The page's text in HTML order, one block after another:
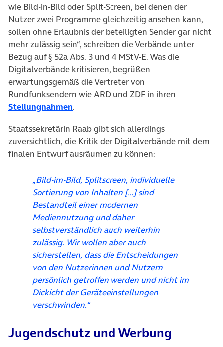
wie Bild-in-Bild oder Split-Screen, bei denen der
Nutzer zwei Programme gleichzeitig ansehen kann,
sollen ohne Erlaubnis der beteiligten Sender gar nicht
mehr zulässig sein“, schreiben die Verbände unter
Bezug auf § 52a Abs. 3 und 4 MStV-E. Was die
Digitalverbände kritisieren, begrüßen
erwartungsgemäß die Vertreter von
Rundfunksendern wie ARD und ZDF in ihren
Stellungnahmen(öffnet in neuem Tab)
.
Staatssekretärin Raab gibt sich allerdings
zuversichtlich, die Kritik der Digitalverbände mit dem
finalen Entwurf ausräumen zu können:
„Bild-im-Bild, Splitscreen, individuelle
Sortierung von Inhalten […] sind
Bestandteil einer modernen
Mediennutzung und daher
selbstverständlich auch weiterhin
zulässig. Wir wollen aber auch
sicherstellen, dass die Entscheidungen
von den Nutzerinnen und Nutzern
persönlich getroffen werden und nicht im
Dickicht der Geräteeinstellungen
verschwinden.“
Jugendschutz und Werbung